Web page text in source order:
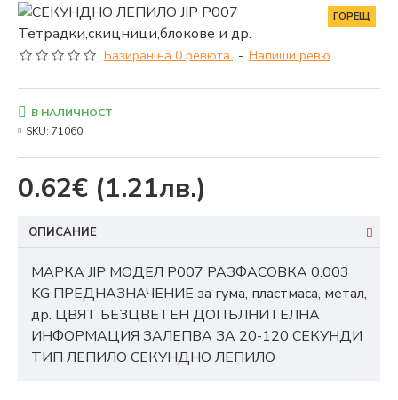
ГОРЕЩ
Базиран на 0 ревюта. - Напиши ревю
0.62€ (1.21лв.)
В НАЛИЧНОСТ
SKU: 71060
ОПИСАНИЕ
МАРКА JIP МОДЕЛ P007 РАЗФАСОВКА 0.003
KG ПРЕДНАЗНАЧЕНИЕ за гума, пластмаса, метал,
др. ЦВЯТ БЕЗЦВЕТЕН ДОПЪЛНИТЕЛНА
ИНФОРМАЦИЯ ЗАЛЕПВА ЗА 20-120 СЕКУНДИ
ТИП ЛЕПИЛО СЕКУНДНО ЛЕПИЛО